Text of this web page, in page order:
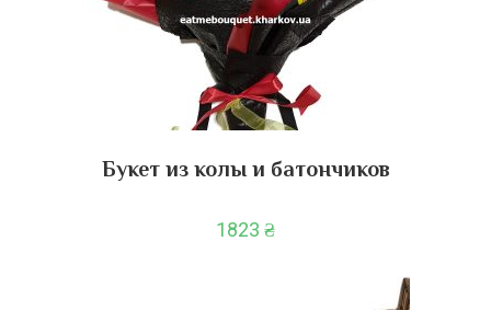
Букет из колы и батончиков
1823 ₴